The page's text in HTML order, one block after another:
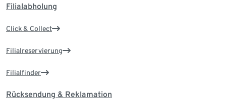
Filialabholung
Click & Collect
Filialreservierung
Filialfinder
Rücksendung & Reklamation